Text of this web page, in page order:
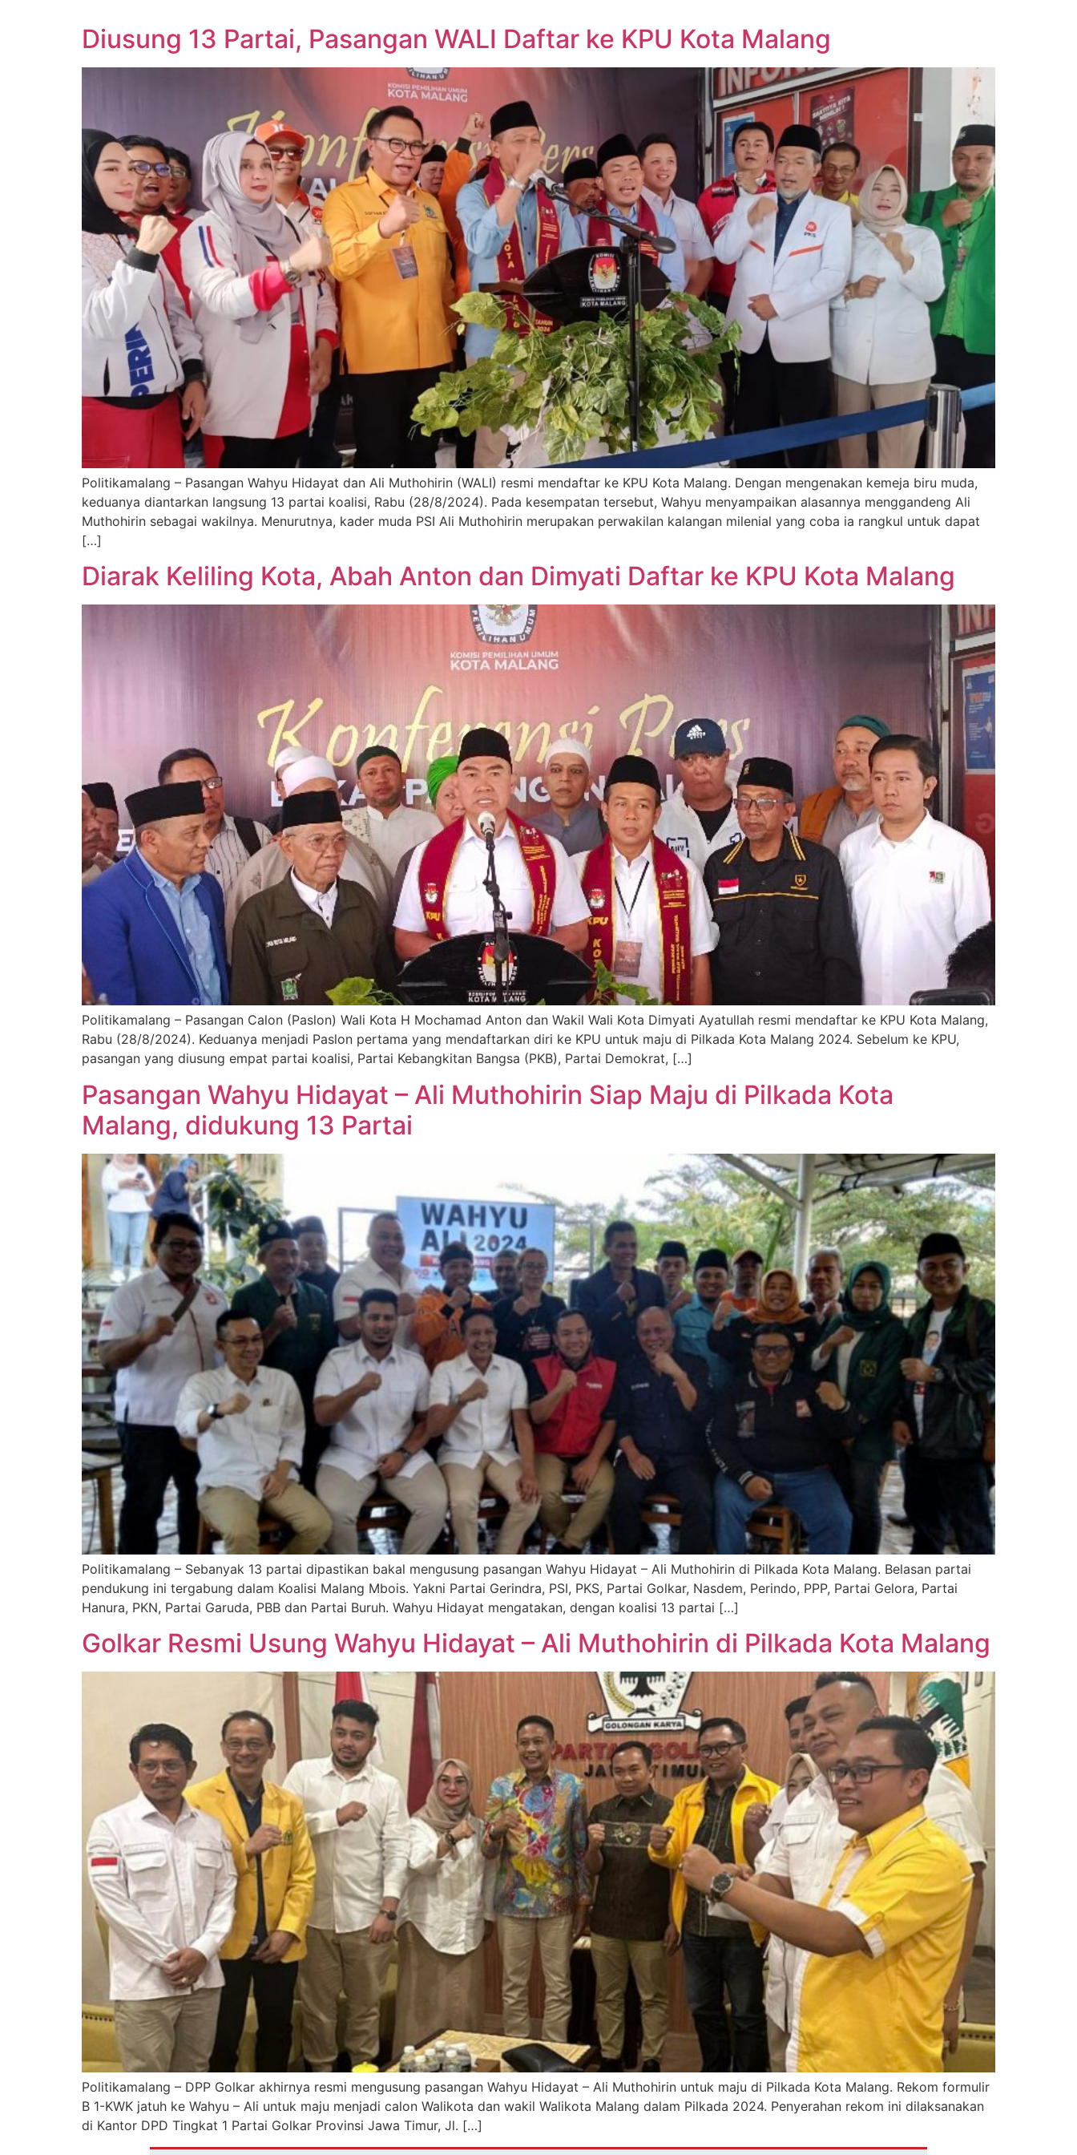
Diusung 13 Partai, Pasangan WALI Daftar ke KPU Kota Malang
Politikamalang – Pasangan Wahyu Hidayat dan Ali Muthohirin (WALI) resmi mendaftar ke KPU Kota Malang. Dengan mengenakan kemeja biru muda,
keduanya diantarkan langsung 13 partai koalisi, Rabu (28/8/2024). Pada kesempatan tersebut, Wahyu menyampaikan alasannya menggandeng Ali
Muthohirin sebagai wakilnya. Menurutnya, kader muda PSI Ali Muthohirin merupakan perwakilan kalangan milenial yang coba ia rangkul untuk dapat
[…]
Diarak Keliling Kota, Abah Anton dan Dimyati Daftar ke KPU Kota Malang
Politikamalang – Pasangan Calon (Paslon) Wali Kota H Mochamad Anton dan Wakil Wali Kota Dimyati Ayatullah resmi mendaftar ke KPU Kota Malang,
Rabu (28/8/2024). Keduanya menjadi Paslon pertama yang mendaftarkan diri ke KPU untuk maju di Pilkada Kota Malang 2024. Sebelum ke KPU,
pasangan yang diusung empat partai koalisi, Partai Kebangkitan Bangsa (PKB), Partai Demokrat, […]
Pasangan Wahyu Hidayat – Ali Muthohirin Siap Maju di Pilkada Kota
Malang, didukung 13 Partai
Politikamalang – Sebanyak 13 partai dipastikan bakal mengusung pasangan Wahyu Hidayat – Ali Muthohirin di Pilkada Kota Malang. Belasan partai
pendukung ini tergabung dalam Koalisi Malang Mbois. Yakni Partai Gerindra, PSI, PKS, Partai Golkar, Nasdem, Perindo, PPP, Partai Gelora, Partai
Hanura, PKN, Partai Garuda, PBB dan Partai Buruh. Wahyu Hidayat mengatakan, dengan koalisi 13 partai […]
Golkar Resmi Usung Wahyu Hidayat – Ali Muthohirin di Pilkada Kota Malang
Politikamalang – DPP Golkar akhirnya resmi mengusung pasangan Wahyu Hidayat – Ali Muthohirin untuk maju di Pilkada Kota Malang. Rekom formulir
B 1-KWK jatuh ke Wahyu – Ali untuk maju menjadi calon Walikota dan wakil Walikota Malang dalam Pilkada 2024. Penyerahan rekom ini dilaksanakan
di Kantor DPD Tingkat 1 Partai Golkar Provinsi Jawa Timur, Jl. […]